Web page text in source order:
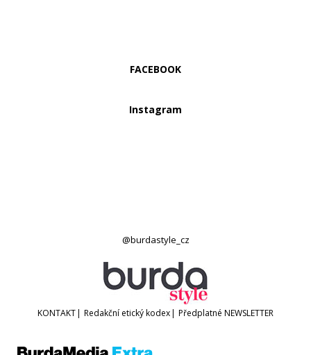
FACEBOOK
Instagram
@burdastyle_cz
KONTAKT| Redakční etický kodex| Předplatné NEWSLETTER